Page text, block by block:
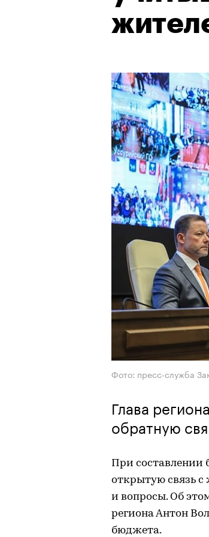
Фото: пресс-служба
Глава
обратную
При составлении
открытую связь
и вопросы. Об
региона Антон
бюджета.